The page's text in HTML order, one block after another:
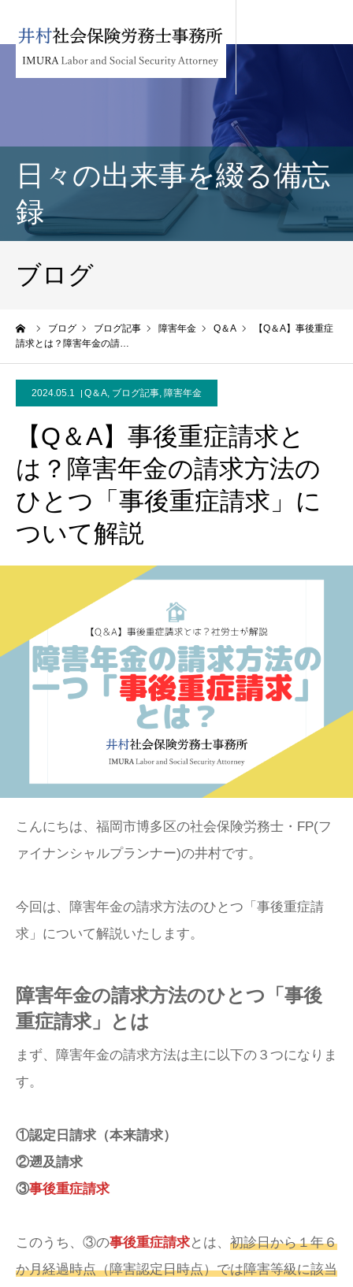
日々の出来事を綴る備忘
録
ブログ
ブログ ブログ記事 障害年金 Q＆A
【Q＆A】事後重症
請求とは？障害年金の請…
2024.05.1 Q＆A, ブログ記事, 障害年金
【Q＆A】事後重症請求と
は？障害年金の請求方法の
ひとつ「事後重症請求」に
ついて解説
こんにちは、福岡市博多区の社会保険労務士・FP(フ
ァイナンシャルプランナー)の井村です。
今回は、障害年金の請求方法のひとつ「事後重症請
求」について解説いたします。
障害年金の請求方法のひとつ「事後
重症請求」とは
まず、障害年金の請求方法は主に以下の３つになりま
す。
①認定日請求（本来請求）
②遡及請求
③事後重症請求
このうち、③の事後重症請求とは、 初診日から１年６
か月経過時点（障害認定日時点）では障害等級に該当